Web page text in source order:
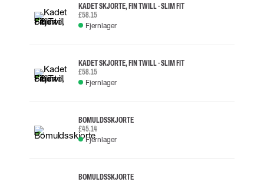
KADET SKJORTE, FIN TWILL - SLIM FIT
£58.15
Fjernlager
KADET SKJORTE, FIN TWILL - SLIM FIT
£58.15
Fjernlager
BOMULDSSKJORTE
£45.14
Fjernlager
BOMULDSSKJORTE